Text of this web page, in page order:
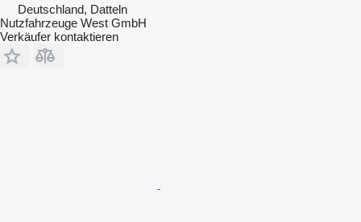
Deutschland, Datteln
Nutzfahrzeuge West GmbH
Verkäufer kontaktieren